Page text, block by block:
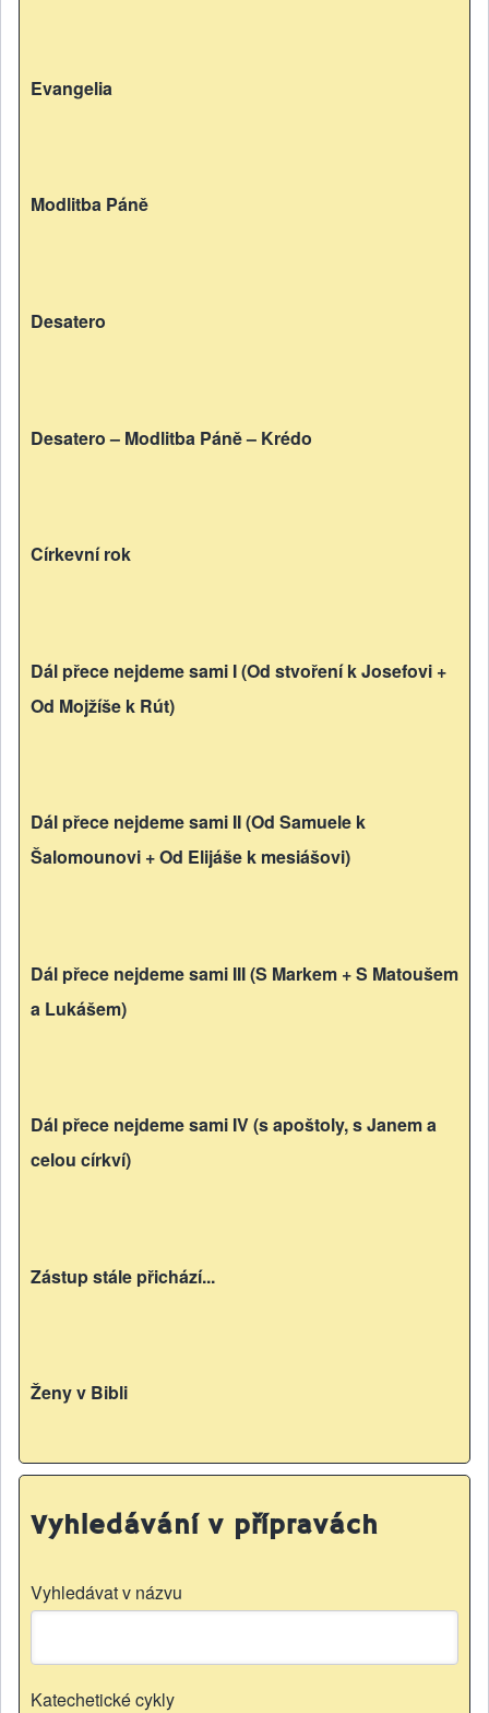
Evangelia
Modlitba Páně
Desatero
Desatero – Modlitba Páně – Krédo
Církevní rok
Dál přece nejdeme sami I (Od stvoření k Josefovi +
Od Mojžíše k Rút)
Dál přece nejdeme sami II (Od Samuele k
Šalomounovi + Od Elijáše k mesiášovi)
Dál přece nejdeme sami III (S Markem + S Matoušem
a Lukášem)
Dál přece nejdeme sami IV (s apoštoly, s Janem a
celou církví)
Zástup stále přichází...
Ženy v Bibli
Vyhledávání v přípravách
Vyhledávat v názvu
Katechetické cykly